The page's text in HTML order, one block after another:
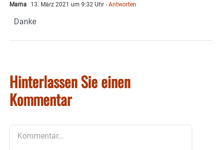
Mama 13. März 2021 um 9:32 Uhr - Antworten
Danke
Hinterlassen Sie einen
Kommentar